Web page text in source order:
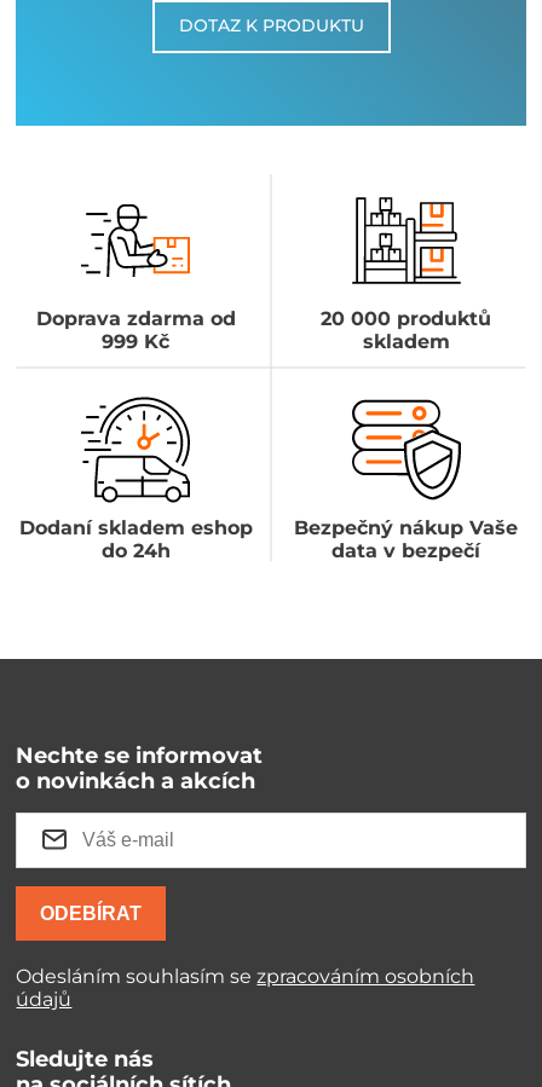
DOTAZ K PRODUKTU
Doprava zdarma od
999 Kč
20 000 produktů
skladem
Dodaní skladem eshop
do 24h
Bezpečný nákup Vaše
data v bezpečí
Nechte se informovat
o novinkách a akcích
ODEBÍRAT
Odesláním souhlasím sezpracováním osobních
údajů
Sledujte nás